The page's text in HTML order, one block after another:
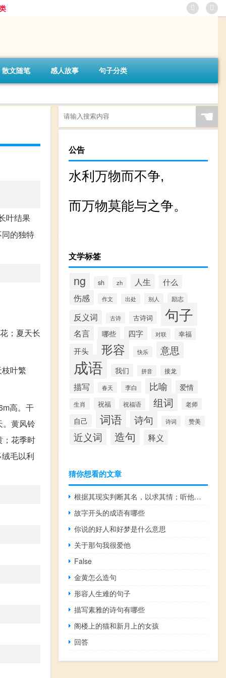
散文随笔 感人故事 句子分类
叶结果
的独特
；夏天长
叶繁
高。干
。黄风铃
；花季时
毛以利
☚
公告
水利万物而不争,
而万物莫能与之争。
文学标签
ng sh zh 人生 什么
伤感 作文 出处 别人 励志
反义词 古诗 古诗词 句子
名言 哪些 四字 对联 幸福
开头 形容 快乐 意思
成语 我们 拼音 接龙
描写 春天 李白 比喻 爱情
生肖 祝福 祝福语 组词 老师
自己 词语 诗句 诗词 赞美
近义词 造句 释义
猜你想看的文章
根据其现实判断其名，以求其情；听他们的话，观察他们的课，两者并不矛盾
故字开头的成语有哪些
你说的好人和好梦是什么意思
关于那句我很爱他
False
金黄怎么造句
形容人生难的句子
描写素雅的诗句有哪些
阁楼上的猫和新月上的女孩
回答